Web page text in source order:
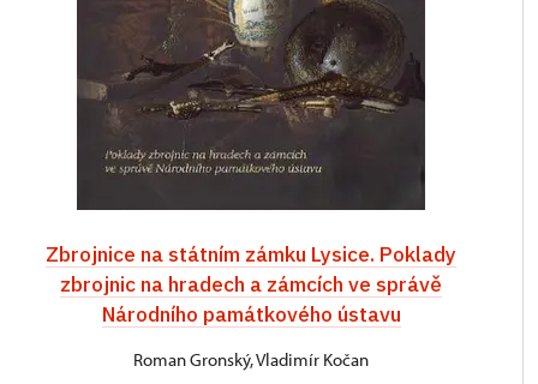
Zbrojnice na státním zámku Lysice. Poklady
zbrojnic na hradech a zámcích ve správě
Národního památkového ústavu
Roman Gronský, Vladimír Kočan